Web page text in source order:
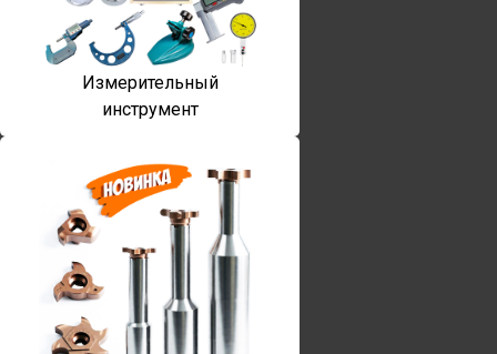
Измерительный
инструмент